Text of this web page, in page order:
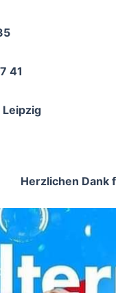
41
Herzlichen Dank